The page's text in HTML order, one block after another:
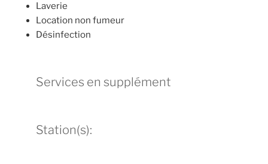
Laverie
Location non fumeur
Désinfection
Services en supplément
Station(s):